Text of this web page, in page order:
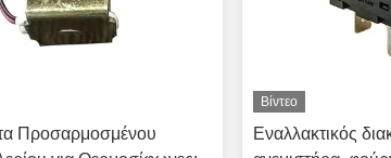
Προσαρμοσμένου
Βίντεο
Εναλλακτικός